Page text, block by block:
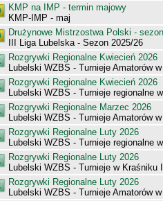
KMP na IMP - termin majowy
KMP-IMP - maj
Drużynowe Mistrzostwa Polski -
III Liga Lubelska - Sezon 2025/26
Rozgrywki Regionalne Kwiecień 2026
Lubelski WZBS - Turnieje Amatorów
Rozgrywki Regionalne Kwiecień 2026
Lubelski WZBS - Turnieje regionalne
Rozgrywki Regionalne Marzec 2026
Lubelski WZBS - Turnieje Amatorów
Rozgrywki Regionalne Luty 2026
Lubelski WZBS - Turnieje regionalne
Rozgrywki Regionalne Luty 2026
Lubelski WZBS - Turnieje w Kraśniku
Rozgrywki Regionalne Luty 2026
Lubelski WZBS - Turnieje Amatorów